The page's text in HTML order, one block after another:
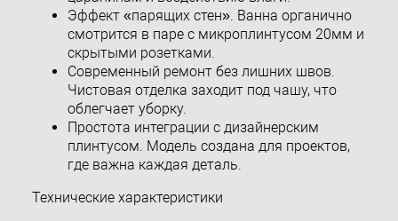
Эффект «парящих стен». Ванна органично
смотрится в паре с микроплинтусом 20мм и
скрытыми розетками.
Современный ремонт без лишних швов.
Чистовая отделка заходит под чашу, что
облегчает уборку.
Простота интеграции с дизайнерским
плинтусом. Модель создана для проектов,
где важна каждая деталь.
Технические характеристики